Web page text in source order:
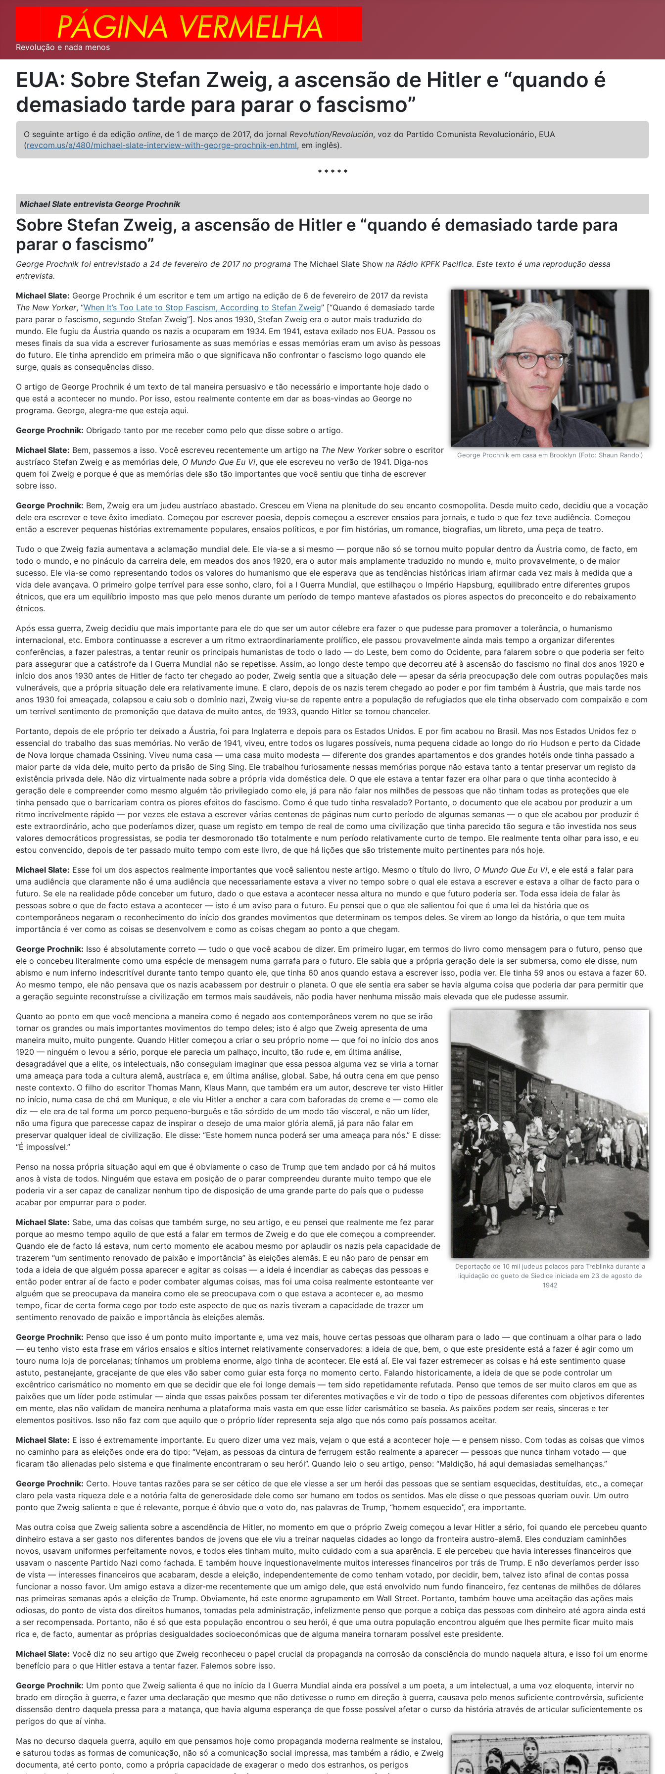
Revolução e nada menos
EUA: Sobre Stefan Zweig, a ascensão de Hitler e “quando é
demasiado tarde para parar o fascismo”
O seguinte artigo é da edição online, de 1 de março de 2017, do jornal Revolution/Revolución, voz do Partido Comunista Revolucionário, EUA
(revcom.us/a/480/michael-slate-interview-with-george-prochnik-en.html, em inglês).
* * * * *
Michael Slate entrevista George Prochnik
Sobre Stefan Zweig, a ascensão de Hitler e “quando é demasiado tarde para
parar o fascismo”
George Prochnik foi entrevistado a 24 de fevereiro de 2017 no programa The Michael Slate Show na Rádio KPFK Pacifica. Este texto é uma reprodução dessa
entrevista.
George Prochnik em casa em Brooklyn (Foto: Shaun Randol)
Michael Slate: George Prochnik é um escritor e tem um artigo na edição de 6 de fevereiro de 2017 da revista
The New Yorker, “When It’s Too Late to Stop Fascism, According to Stefan Zweig” [“Quando é demasiado tarde
para parar o fascismo, segundo Stefan Zweig”]. Nos anos 1930, Stefan Zweig era o autor mais traduzido do
mundo. Ele fugiu da Áustria quando os nazis a ocuparam em 1934. Em 1941, estava exilado nos EUA. Passou os
meses finais da sua vida a escrever furiosamente as suas memórias e essas memórias eram um aviso às pessoas
do futuro. Ele tinha aprendido em primeira mão o que significava não confrontar o fascismo logo quando ele
surge, quais as consequências disso.
O artigo de George Prochnik é um texto de tal maneira persuasivo e tão necessário e importante hoje dado o
que está a acontecer no mundo. Por isso, estou realmente contente em dar as boas-vindas ao George no
programa. George, alegra-me que esteja aqui.
George Prochnik: Obrigado tanto por me receber como pelo que disse sobre o artigo.
Michael Slate: Bem, passemos a isso. Você escreveu recentemente um artigo na The New Yorkersobre o escritor
austríaco Stefan Zweig e as memórias dele, O Mundo Que Eu Vi, que ele escreveu no verão de 1941. Diga-nos
quem foi Zweig e porque é que as memórias dele são tão importantes que você sentiu que tinha de escrever
sobre isso.
George Prochnik: Bem, Zweig era um judeu austríaco abastado. Cresceu em Viena na plenitude do seu encanto cosmopolita. Desde muito cedo, decidiu que a vocação
dele era escrever e teve êxito imediato. Começou por escrever poesia, depois começou a escrever ensaios para jornais, e tudo o que fez teve audiência. Começou
então a escrever pequenas histórias extremamente populares, ensaios políticos, e por fim histórias, um romance, biografias, um libreto, uma peça de teatro.
Tudo o que Zweig fazia aumentava a aclamação mundial dele. Ele via-se a si mesmo — porque não só se tornou muito popular dentro da Áustria como, de facto, em
todo o mundo, e no pináculo da carreira dele, em meados dos anos 1920, era o autor mais amplamente traduzido no mundo e, muito provavelmente, o de maior
sucesso. Ele via-se como representando todos os valores do humanismo que ele esperava que as tendências históricas iriam afirmar cada vez mais à medida que a
vida dele avançava. O primeiro golpe terrível para esse sonho, claro, foi a I Guerra Mundial, que estilhaçou o Império Hapsburg, equilibrado entre diferentes grupos
étnicos, que era um equilíbrio imposto mas que pelo menos durante um período de tempo manteve afastados os piores aspectos do preconceito e do rebaixamento
étnicos.
Após essa guerra, Zweig decidiu que mais importante para ele do que ser um autor célebre era fazer o que pudesse para promover a tolerância, o humanismo
internacional, etc. Embora continuasse a escrever a um ritmo extraordinariamente prolífico, ele passou provavelmente ainda mais tempo a organizar diferentes
conferências, a fazer palestras, a tentar reunir os principais humanistas de todo o lado — do Leste, bem como do Ocidente, para falarem sobre o que poderia ser feito
para assegurar que a catástrofe da I Guerra Mundial não se repetisse. Assim, ao longo deste tempo que decorreu até à ascensão do fascismo no final dos anos 1920 e
início dos anos 1930 antes de Hitler de facto ter chegado ao poder, Zweig sentia que a situação dele — apesar da séria preocupação dele com outras populações mais
vulneráveis, que a própria situação dele era relativamente imune. E claro, depois de os nazis terem chegado ao poder e por fim também à Áustria, que mais tarde nos
anos 1930 foi ameaçada, colapsou e caiu sob o domínio nazi, Zweig viu-se de repente entre a população de refugiados que ele tinha observado com compaixão e com
um terrível sentimento de premonição que datava de muito antes, de 1933, quando Hitler se tornou chanceler.
Portanto, depois de ele próprio ter deixado a Áustria, foi para Inglaterra e depois para os Estados Unidos. E por fim acabou no Brasil. Mas nos Estados Unidos fez o
essencial do trabalho das suas memórias. No verão de 1941, viveu, entre todos os lugares possíveis, numa pequena cidade ao longo do rio Hudson e perto da Cidade
de Nova Iorque chamada Ossining. Viveu numa casa — uma casa muito modesta — diferente dos grandes apartamentos e dos grandes hotéis onde tinha passado a
maior parte da vida dele, muito perto da prisão de Sing Sing. Ele trabalhou furiosamente nessas memórias porque não estava tanto a tentar preservar um registo da
existência privada dele. Não diz virtualmente nada sobre a própria vida doméstica dele. O que ele estava a tentar fazer era olhar para o que tinha acontecido à
geração dele e compreender como mesmo alguém tão privilegiado como ele, já para não falar nos milhões de pessoas que não tinham todas as proteções que ele
tinha pensado que o barricariam contra os piores efeitos do fascismo. Como é que tudo tinha resvalado? Portanto, o documento que ele acabou por produzir a um
ritmo incrivelmente rápido — por vezes ele estava a escrever várias centenas de páginas num curto período de algumas semanas — o que ele acabou por produzir é
este extraordinário, acho que poderíamos dizer, quase um registo em tempo de real de como uma civilização que tinha parecido tão segura e tão investida nos seus
valores democráticos progressistas, se podia ter desmoronado tão totalmente e num período relativamente curto de tempo. Ele realmente tenta olhar para isso, e eu
estou convencido, depois de ter passado muito tempo com este livro, de que há lições que são tristemente muito pertinentes para nós hoje.
Michael Slate: Esse foi um dos aspectos realmente importantes que você salientou neste artigo. Mesmo o título do livro, O Mundo Que Eu Vi, e ele está a falar para
uma audiência que claramente não é uma audiência que necessariamente estava a viver no tempo sobre o qual ele estava a escrever e estava a olhar de facto para o
futuro. Se ele na realidade pôde conceber um futuro, dado o que estava a acontecer nessa altura no mundo e que futuro poderia ser. Toda essa ideia de falar às
pessoas sobre o que de facto estava a acontecer — isto é um aviso para o futuro. Eu pensei que o que ele salientou foi que é uma lei da história que os
contemporâneos negaram o reconhecimento do início dos grandes movimentos que determinam os tempos deles. Se virem ao longo da história, o que tem muita
importância é ver como as coisas se desenvolvem e como as coisas chegam ao ponto a que chegam.
George Prochnik: Isso é absolutamente correto — tudo o que você acabou de dizer. Em primeiro lugar, em termos do livro como mensagem para o futuro, penso que
ele o concebeu literalmente como uma espécie de mensagem numa garrafa para o futuro. Ele sabia que a própria geração dele ia ser submersa, como ele disse, num
abismo e num inferno indescritível durante tanto tempo quanto ele, que tinha 60 anos quando estava a escrever isso, podia ver. Ele tinha 59 anos ou estava a fazer 60.
Ao mesmo tempo, ele não pensava que os nazis acabassem por destruir o planeta. O que ele sentia era saber se havia alguma coisa que poderia dar para permitir que
a geração seguinte reconstruísse a civilização em termos mais saudáveis, não podia haver nenhuma missão mais elevada que ele pudesse assumir.
Deportação de 10 mil judeus polacos para Treblinka durante a
liquidação do gueto de Siedlce iniciada em 23 de agosto de
1942
Quanto ao ponto em que você menciona a maneira como é negado aos contemporâneos verem no que se irão
tornar os grandes ou mais importantes movimentos do tempo deles; isto é algo que Zweig apresenta de uma
maneira muito, muito pungente. Quando Hitler começou a criar o seu próprio nome — que foi no início dos anos
1920 — ninguém o levou a sério, porque ele parecia um palhaço, inculto, tão rude e, em última análise,
desagradável que a elite, os intelectuais, não conseguiam imaginar que essa pessoa alguma vez se viria a tornar
uma ameaça para toda a cultura alemã, austríaca e, em última análise, global. Sabe, há outra cena em que penso
neste contexto. O filho do escritor Thomas Mann, Klaus Mann, que também era um autor, descreve ter visto Hitler
no início, numa casa de chá em Munique, e ele viu Hitler a encher a cara com baforadas de creme e — como ele
diz — ele era de tal forma um porco pequeno-burguês e tão sórdido de um modo tão visceral, e não um líder,
não uma figura que parecesse capaz de inspirar o desejo de uma maior glória alemã, já para não falar em
preservar qualquer ideal de civilização. Ele disse: “Este homem nunca poderá ser uma ameaça para nós.” E disse:
“É impossível.”
Penso na nossa própria situação aqui em que é obviamente o caso de Trump que tem andado por cá há muitos
anos à vista de todos. Ninguém que estava em posição de o parar compreendeu durante muito tempo que ele
poderia vir a ser capaz de canalizar nenhum tipo de disposição de uma grande parte do país que o pudesse
acabar por empurrar para o poder.
Michael Slate: Sabe, uma das coisas que também surge, no seu artigo, e eu pensei que realmente me fez parar
porque ao mesmo tempo aquilo de que está a falar em termos de Zweig e do que ele começou a compreender.
Quando ele de facto lá estava, num certo momento ele acabou mesmo por aplaudir os nazis pela capacidade de
trazerem “um sentimento renovado de paixão e importância” às eleições alemãs. E eu não paro de pensar em
toda a ideia de que alguém possa aparecer e agitar as coisas — a ideia é incendiar as cabeças das pessoas e
então poder entrar aí de facto e poder combater algumas coisas, mas foi uma coisa realmente estonteante ver
alguém que se preocupava da maneira como ele se preocupava com o que estava a acontecer e, ao mesmo
tempo, ficar de certa forma cego por todo este aspecto de que os nazis tiveram a capacidade de trazer um
sentimento renovado de paixão e importância às eleições alemãs.
George Prochnik: Penso que isso é um ponto muito importante e, uma vez mais, houve certas pessoas que olharam para o lado — que continuam a olhar para o lado
— eu tenho visto esta frase em vários ensaios e sítios internet relativamente conservadores: a ideia de que, bem, o que este presidente está a fazer é agir como um
touro numa loja de porcelanas; tínhamos um problema enorme, algo tinha de acontecer. Ele está aí. Ele vai fazer estremecer as coisas e há este sentimento quase
astuto, pestanejante, gracejante de que eles vão saber como guiar esta força no momento certo. Falando historicamente, a ideia de que se pode controlar um
excêntrico carismático no momento em que se decidir que ele foi longe demais — tem sido repetidamente refutada. Penso que temos de ser muito claros em que as
paixões que um líder pode estimular — ainda que essas paixões possam ter diferentes motivações e vir de todo o tipo de pessoas diferentes com objetivos diferentes
em mente, elas não validam de maneira nenhuma a plataforma mais vasta em que esse líder carismático se baseia. As paixões podem ser reais, sinceras e ter
elementos positivos. Isso não faz com que aquilo que o próprio líder representa seja algo que nós como país possamos aceitar.
Michael Slate: E isso é extremamente importante. Eu quero dizer uma vez mais, vejam o que está a acontecer hoje — e pensem nisso. Com todas as coisas que vimos
no caminho para as eleições onde era do tipo: “Vejam, as pessoas da cintura de ferrugem estão realmente a aparecer — pessoas que nunca tinham votado — que
ficaram tão alienadas pelo sistema e que finalmente encontraram o seu herói”. Quando leio o seu artigo, penso: “Maldição, há aqui demasiadas semelhanças.”
George Prochnik: Certo. Houve tantas razões para se ser cético de que ele viesse a ser um herói das pessoas que se sentiam esquecidas, destituídas, etc., a começar
claro pela vasta riqueza dele e a notória falta de generosidade dele como ser humano em todos os sentidos. Mas ele disse o que pessoas queriam ouvir. Um outro
ponto que Zweig salienta e que é relevante, porque é óbvio que o voto do, nas palavras de Trump, “homem esquecido”, era importante.
Mas outra coisa que Zweig salienta sobre a ascendência de Hitler, no momento em que o próprio Zweig começou a levar Hitler a sério, foi quando ele percebeu quanto
dinheiro estava a ser gasto nos diferentes bandos de jovens que ele viu a treinar naquelas cidades ao longo da fronteira austro-alemã. Eles conduziam caminhões
novos, usavam uniformes perfeitamente novos, e todos eles tinham muito, muito cuidado com a sua aparência. E ele percebeu que havia interesses financeiros que
usavam o nascente Partido Nazi como fachada. E também houve inquestionavelmente muitos interesses financeiros por trás de Trump. E não deveríamos perder isso
de vista — interesses financeiros que acabaram, desde a eleição, independentemente de como tenham votado, por decidir, bem, talvez isto afinal de contas possa
funcionar a nosso favor. Um amigo estava a dizer-me recentemente que um amigo dele, que está envolvido num fundo financeiro, fez centenas de milhões de dólares
nas primeiras semanas após a eleição de Trump. Obviamente, há este enorme agrupamento em Wall Street. Portanto, também houve uma aceitação das ações mais
odiosas, do ponto de vista dos direitos humanos, tomadas pela administração, infelizmente penso que porque a cobiça das pessoas com dinheiro até agora ainda está
a ser recompensada. Portanto, não é só que esta população encontrou o seu herói, é que uma outra população encontrou alguém que lhes permite ficar muito mais
rica e, de facto, aumentar as próprias desigualdades socioeconómicas que de alguma maneira tornaram possível este presidente.
Michael Slate: Você diz no seu artigo que Zweig reconheceu o papel crucial da propaganda na corrosão da consciência do mundo naquela altura, e isso foi um enorme
benefício para o que Hitler estava a tentar fazer. Falemos sobre isso.
George Prochnik: Um ponto que Zweig salienta é que no início da I Guerra Mundial ainda era possível a um poeta, a um intelectual, a uma voz eloquente, intervir no
brado em direção à guerra, e fazer uma declaração que mesmo que não detivesse o rumo em direção à guerra, causava pelo menos suficiente controvérsia, suficiente
dissensão dentro daquela pressa para a matança, que havia alguma esperança de que fosse possível afetar o curso da história através de articular suficientemente os
perigos do que aí vinha.
Mas no decurso daquela guerra, aquilo em que pensamos hoje como propaganda moderna realmente se instalou,
e saturou todas as formas de comunicação, não só a comunicação social impressa, mas também a rádio, e Zweig
documenta, até certo ponto, como a própria capacidade de exagerar o medo dos estranhos, os perigos